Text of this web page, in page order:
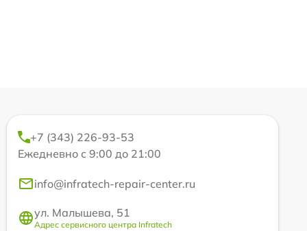
+7 (343) 226-93-53
Ежедневно с 9:00 до 21:00
info@infratech-repair-center.ru
ул. Малышева, 51
Адрес сервисного центра Infratech